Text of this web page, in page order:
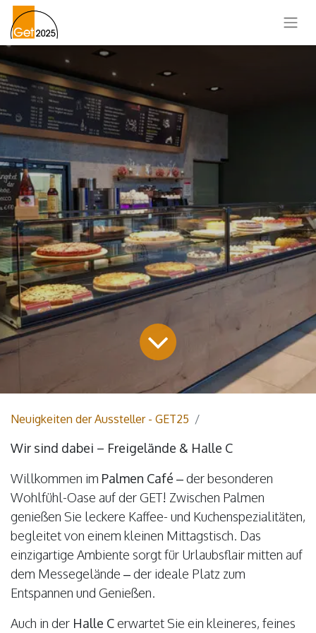
Neuigkeiten der Aussteller - GET25
Wir sind dabei – Freigelände & Halle C
Willkommen im Palmen Café – der besonderen
Wohlfühl-Oase auf der GET! Zwischen Palmen
genießen Sie leckere Kaffee- und Kuchenspezialitäten,
begleitet von einem kleinen Mittagstisch. Das
einzigartige Ambiente sorgt für Urlaubsflair mitten auf
dem Messegelände – der ideale Platz zum
Entspannen und Genießen.
Auch in der Halle Cerwartet Sie ein kleineres, feines